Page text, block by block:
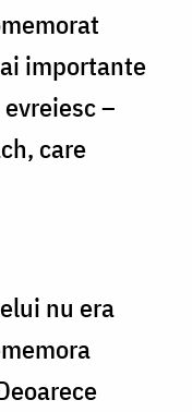
importante
–
care
nu era